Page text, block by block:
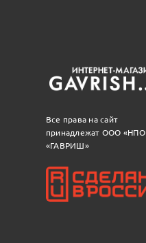
Все права на сайт
принадлежат ООО «НПО
«ГАВРИШ»